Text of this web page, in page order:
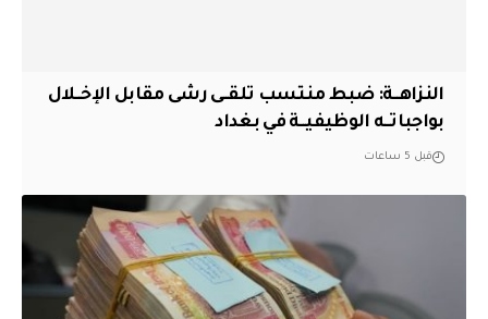
النزاهــة: ضبط منتسب تلقــى رشى مقابل الإخــلال
بواجباتــه الوظيفيــة في بغداد
قبل 5 ساعات